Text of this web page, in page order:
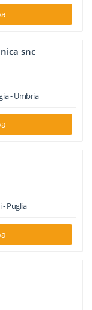
snc
-Umbria
-Puglia